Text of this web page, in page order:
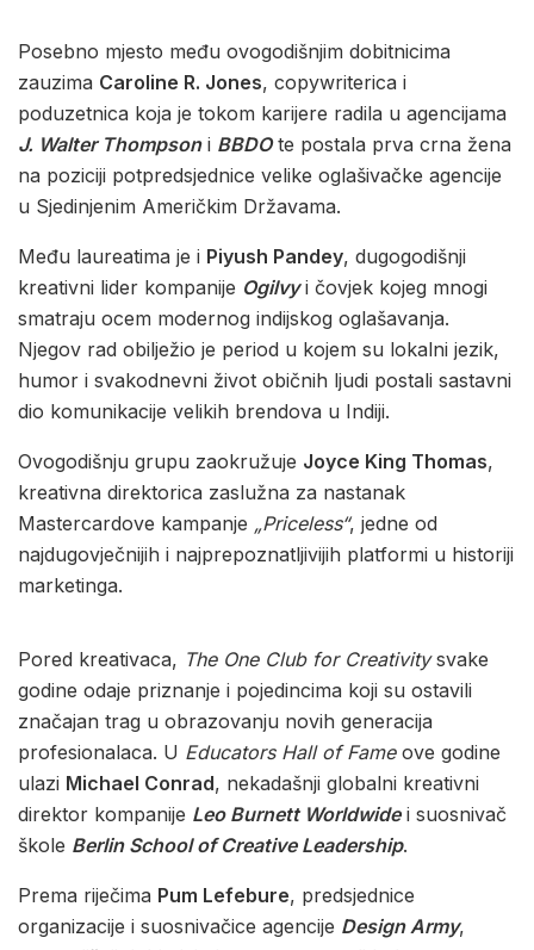
Posebno mjesto među ovogodišnjim dobitnicima
zauzima Caroline R. Jones, copywriterica i
poduzetnica koja je tokom karijere radila u agencijama
J. Walter Thompsoni BBDOte postala prva crna žena
na poziciji potpredsjednice velike oglašivačke agencije
u Sjedinjenim Američkim Državama.
Među laureatima je i Piyush Pandey, dugogodišnji
kreativni lider kompanije Ogilvyi čovjek kojeg mnogi
smatraju ocem modernog indijskog oglašavanja.
Njegov rad obilježio je period u kojem su lokalni jezik,
humor i svakodnevni život običnih ljudi postali sastavni
dio komunikacije velikih brendova u Indiji.
Ovogodišnju grupu zaokružuje Joyce King Thomas,
kreativna direktorica zaslužna za nastanak
Mastercardove kampanje „Priceless“, jedne od
najdugovječnijih i najprepoznatljivijih platformi u historiji
marketinga.
Pored kreativaca, The One Club for Creativitysvake
godine odaje priznanje i pojedincima koji su ostavili
značajan trag u obrazovanju novih generacija
profesionalaca. U Educators Hall of Fameove godine
ulazi Michael Conrad, nekadašnji globalni kreativni
direktor kompanije Leo Burnett Worldwidei suosnivač
škole Berlin School of Creative Leadership.
Prema riječima Pum Lefebure, predsjednice
organizacije i suosnivačice agencije Design Army,